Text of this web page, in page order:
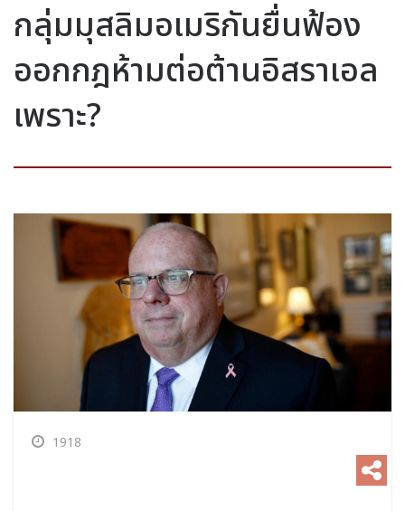
กลุ่มมุสลิมอเมริกันยื่นฟ้อง
ออกกฎห้ามต่อต้านอิสราเอล
เพราะ?
1918